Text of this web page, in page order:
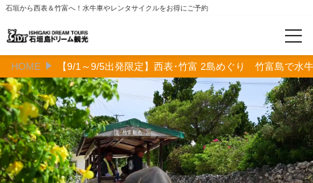
石垣から西表＆竹富へ！水牛車やレンタサイクルをお得にご予約
カテゴリー
人気の日帰り離島観光ツアー（西表・由布・竹富）
【高速船付き】西表島アクティビティ
竹富島観光ツアー（水牛車）
HOME 【9/1～9/5出発限定】西表･竹富 2島めぐり 竹富島で水